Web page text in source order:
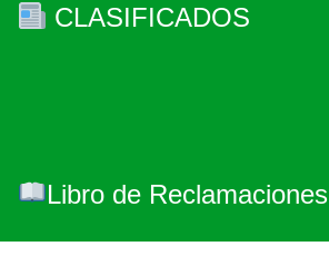
CLASIFICADOS
Libro de Reclamaciones